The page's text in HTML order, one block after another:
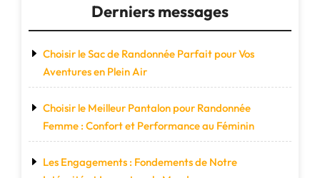
Derniers messages
Choisir le Sac de Randonnée Parfait pour Vos
Aventures en Plein Air
Choisir le Meilleur Pantalon pour Randonnée
Femme : Confort et Performance au Féminin
Les Engagements : Fondements de Notre